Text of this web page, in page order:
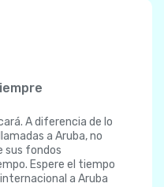
A diferencia de lo
a Aruba, no
sus fondos
Espere el tiempo
a Aruba